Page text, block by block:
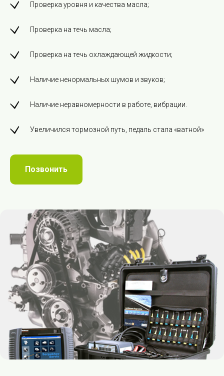
Проверка уровня и качества масла;
Проверка на течь масла;
Проверка на течь охлаждающей жидкости;
Наличие ненормальных шумов и звуков;
Наличие неравномерности в работе, вибрации.
Увеличился тормозной путь, педаль стала «ватной»
Позвонить